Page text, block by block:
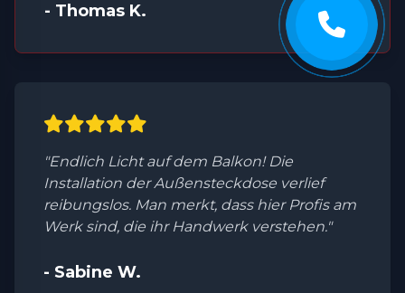
- Thomas K.
"Endlich Licht auf dem Balkon! Die
Installation der Außensteckdose verlief
reibungslos. Man merkt, dass hier Profis am
Werk sind, die ihr Handwerk verstehen."
- Sabine W.